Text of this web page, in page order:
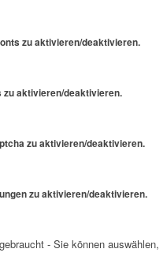
zu aktivieren/deaktivieren.
zu aktivieren/deaktivieren.
zu aktivieren/deaktivieren.
zu aktivieren/deaktivieren.
- Sie können auswählen,